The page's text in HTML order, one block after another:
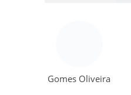
Gomes Oliveira